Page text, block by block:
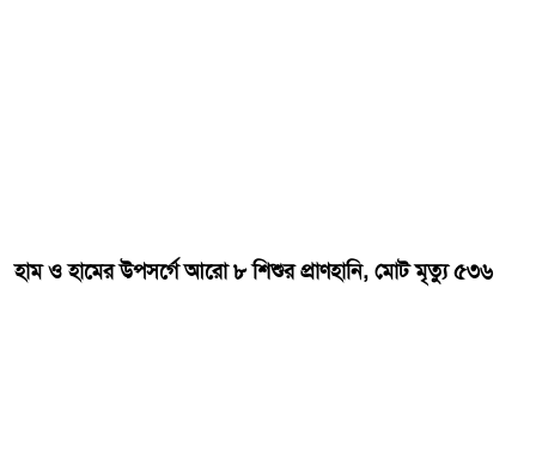
হাম ও হামের উপসর্গে আরো ৮ শিশুর প্রাণহানি, মোট মৃত্যু ৫৩৬